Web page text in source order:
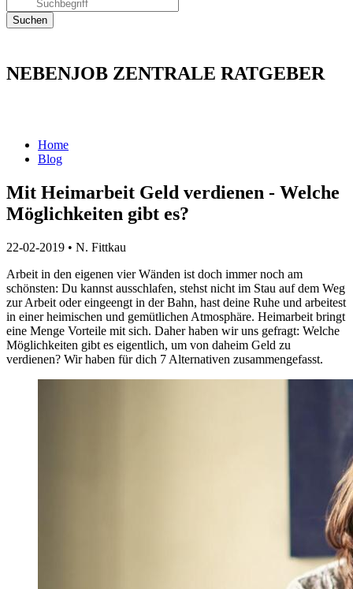
NEBENJOB ZENTRALE RATGEBER
Home
Blog
Mit Heimarbeit Geld verdienen - Welche
Möglichkeiten gibt es?
22-02-2019 • N. Fittkau
Arbeit in den eigenen vier Wänden ist doch immer noch am
schönsten: Du kannst ausschlafen, stehst nicht im Stau auf dem Weg
zur Arbeit oder eingeengt in der Bahn, hast deine Ruhe und arbeitest
in einer heimischen und gemütlichen Atmosphäre. Heimarbeit bringt
eine Menge Vorteile mit sich. Daher haben wir uns gefragt: Welche
Möglichkeiten gibt es eigentlich, um von daheim Geld zu
verdienen? Wir haben für dich 7 Alternativen zusammengefasst.